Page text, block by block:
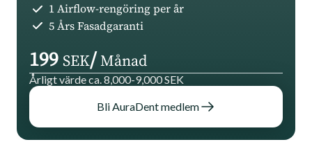
1 Airflow-rengöring per år
5 Års Fasadgaranti
199 SEK/Månad
Årligt värde ca. 8,000-9,000 SEK
Bli AuraDent medlem